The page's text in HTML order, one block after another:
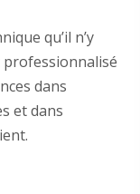
qu’il n’y
professionnalisé
dans
et dans